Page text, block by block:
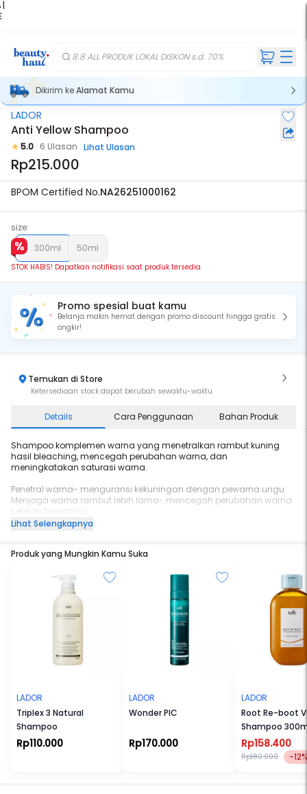
|
8.8 ALL PRODUK LOKAL DISKON s.d. 70%
Dikirim keAlamat Kamu
Stok Habis
LADOR
Anti Yellow Shampoo
5.0 6 Ulasan Lihat Ulasan
Rp215.000
BPOM Certified No.NA26251000162
size:
300ml
50ml
STOK HABIS! Dapatkan notifikasi saat produk tersedia
Promo spesial buat kamu
Belanja makin hemat dengan promo discount hingga gratis
ongkir!
Temukan di Store
Ketersediaan stock dapat berubah sewaktu-waktu
Details Cara Penggunaan Bahan Produk
Shampoo komplemen warna yang menetralkan rambut kuning
hasil bleaching, mencegah perubahan warna, dan
meningkatakan saturasi warna.
Penetral warna- menguransi kekuningan dengan pewarna ungu
Menjaga warna rambut lebih lama- mencegah perubahan warna
setelah bleaching
Panthenol dan protein - suplai kelembaban dan nurtrisi
Lihat Selengkapnya
Produk yang Mungkin Kamu Suka
LADOR
Triplex 3 Natural
Shampoo
Rp110.000
LADOR
Wonder PIC
Rp170.000
LADOR
Root Re-boot
Shampoo
Rp158.400
Rp180.000 -